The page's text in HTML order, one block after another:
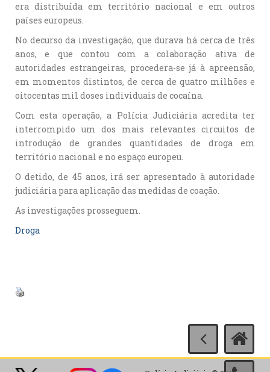
era distribuída em território nacional e em outros
países europeus.
No decurso da investigação, que durava há cerca de três
anos, e que contou com a colaboração ativa de
autoridades estrangeiras, procedera-se já à apreensão,
em momentos distintos, de cerca de quatro milhões e
oitocentas mil doses individuais de cocaína.
Com esta operação, a Polícia Judiciária acredita ter
interrompido um dos mais relevantes circuitos de
introdução de grandes quantidades de droga em
território nacional e no espaço europeu.
O detido, de 45 anos, irá ser apresentado à autoridade
judiciária para aplicação das medidas de coação.
As investigações prosseguem.
Droga